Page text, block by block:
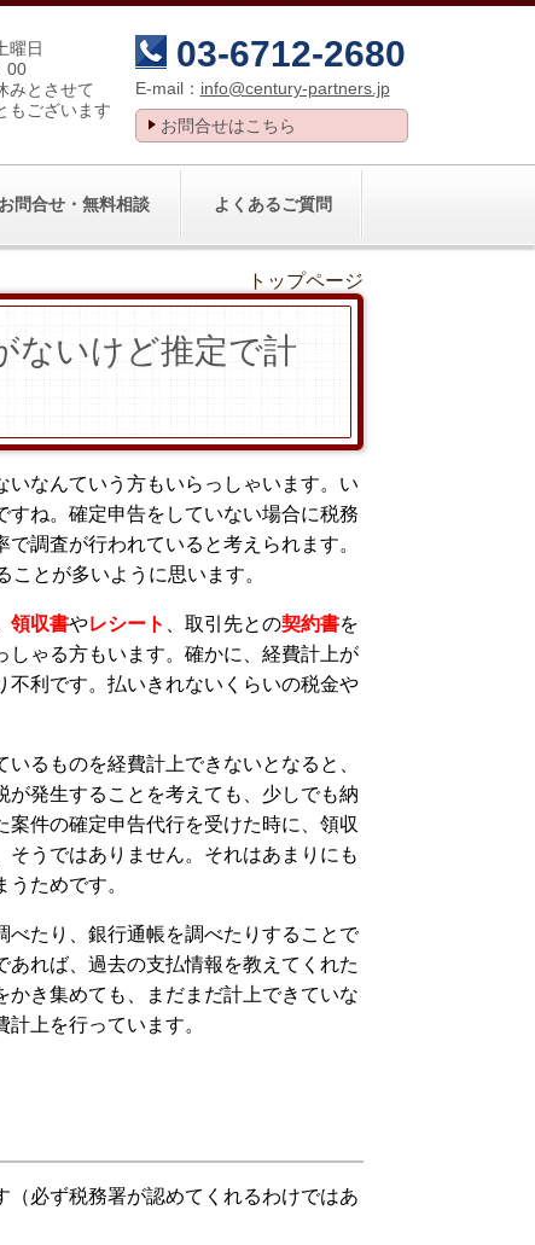
曜日
00
みとさせて
もございます
03-6712-2680
E-mail： info@century-partners.jp
お問合せはこちら
お問合せ・無料相談 よくあるご質問
トップページ
ないけど推定で計
なんていう方もいらっしゃいます。い
ね。確定申告をしていない場合に税務
調査が行われていると考えられます。
とが多いように思います。
領収書やレシート 、取引先との契約書を
しゃる方もいます。確かに、経費計上が
利です。払いきれないくらいの税金や
るものを経費計上できないとなると、
発生することを考えても、少しでも納
件の確定申告代行を受けた時に、領収
うではありません。それはあまりにも
ためです。
べたり、銀行通帳を調べたりすることで
れば、過去の支払情報を教えてくれた
かき集めても、まだまだ計上できていな
計上を行っています。
必ず税務署が認めてくれるわけではあ